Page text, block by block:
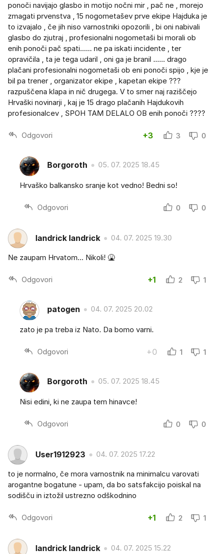
ponoči navijajo glasbo in motijo nočni mir , pač ne , morejo
zmagati prvenstva , 15 nogometašev prve ekipe Hajduka je
to izvajalo , če jih niso varnostniki opozorili , bi oni nabivali
glasbo do zjutraj , profesionalni nogometaši bi morali ob
enih ponoči pač spati...... ne pa iskati incidente , ter
opravičila , ta je tega udaril , oni ga je branil ...... drago
plačani profesionalni nogometaši ob eni ponoči spijo , kje je
bil pa trener , organizator ekipe , kapetan ekipe ???
razpuščena klapa in nič drugega. V to smer naj raziščejo
Hrvaški novinarji , kaj je 15 drago plačanih Hajdukovih
profesionalcev , SPOH TAM DELALO OB enih ponoči ????
Odgovori +3 3 0
Borgoroth 05. 07. 2025 18.45
Hrvaško balkansko sranje kot vedno! Bedni so!
Odgovori 0 0
landrick landrick 04. 07. 2025 19.30
Ne zaupam Hrvatom... Nikoli! 🤮
Odgovori +1 2 1
patogen 04. 07. 2025 20.02
zato je pa treba iz Nato. Da bomo varni.
Odgovori +0 1 1
Borgoroth 05. 07. 2025 18.45
Nisi edini, ki ne zaupa tem hinavce!
Odgovori 0 0
User1912923 04. 07. 2025 17.22
to je normalno, če mora varnostnik na minimalcu varovati
arogantne bogatune - upam, da bo satsfakcijo poiskal na
sodišču in iztožil ustrezno odškodnino
Odgovori +1 2 1
landrick landrick 04. 07. 2025 15.22